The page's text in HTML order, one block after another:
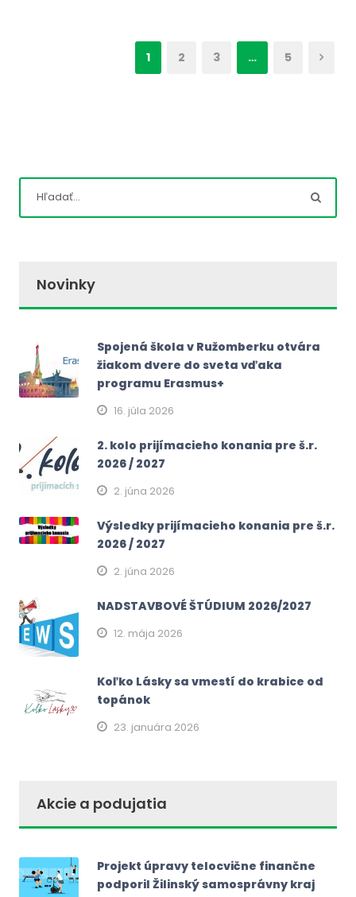
1 2 3 … 5
Novinky
Spojená škola v Ružomberku otvára
žiakom dvere do sveta vďaka
programu Erasmus+
16. júla 2026
2. kolo prijímacieho konania pre š.r.
2026 / 2027
2. júna 2026
Výsledky prijímacieho konania pre š.r.
2026 / 2027
2. júna 2026
NADSTAVBOVÉ ŠTÚDIUM 2026/2027
12. mája 2026
Koľko Lásky sa vmestí do krabice od
topánok
23. januára 2026
Akcie a podujatia
Projekt úpravy telocvične finančne
podporil Žilinský samosprávny kraj